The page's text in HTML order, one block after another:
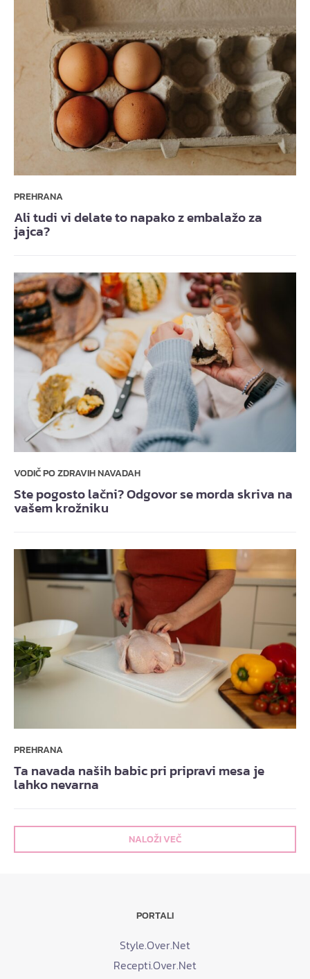
PREHRANA
Ali tudi vi delate to napako z embalažo za
jajca?
VODIČ PO ZDRAVIH NAVADAH
Ste pogosto lačni? Odgovor se morda skriva na
vašem krožniku
PREHRANA
Ta navada naših babic pri pripravi mesa je
lahko nevarna
NALOŽI VEČ
PORTALI
Style.Over.Net
Recepti.Over.Net